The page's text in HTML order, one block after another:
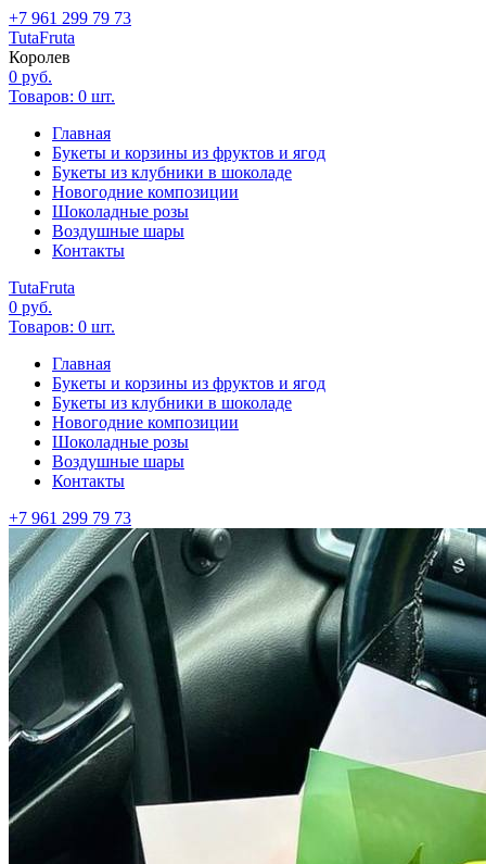
+7 961 299 79 73
TutaFruta
Королев
0 руб.
Товаров: 0 шт.
Главная
Букеты и корзины из фруктов и ягод
Букеты из клубники в шоколаде
Новогодние композиции
Шоколадные розы
Воздушные шары
Контакты
TutaFruta
0 руб.
Товаров: 0 шт.
Главная
Букеты и корзины из фруктов и ягод
Букеты из клубники в шоколаде
Новогодние композиции
Шоколадные розы
Воздушные шары
Контакты
+7 961 299 79 73